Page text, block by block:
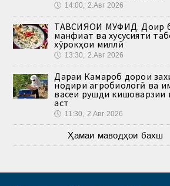
🕔 14:00, 2.Авг 2026
ТАВСИЯҲОИ МУФИД. Доир
манфиат ва хусусияти
хӯрокҳои миллӣ
🕔 13:30, 2.Авг 2026
Дараи Камароб дорои
нодири агробиологӣ ва
васеи рушди кишоварзии
аст
🕔 11:30, 2.Авг 2026
Ҳамаи маводҳои бахш